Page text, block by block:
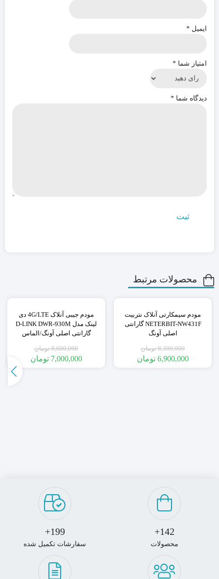
۸۵۰/۹۰۰/۱۸۰۰/۱۹۰۰
ایمیل *
امتیاز شما *
دیدگاه شما *
محصولات مرتبط
مودم سیمکارتی آنلاک نتربیت
NETERBIT-NW431F گارانتی
اصلی آونگ
8,300,000 تومان
6,900,000 تومان
٪19مودم جیبی آنلاک 4G/LTE دی
لینک مدل D-LINK DWR-930M
گارانتی اصلی آونگ/الماس
8,600,000 تومان
7,000,000 تومان
142+
محصولات
199+
سفارشات تکمیل شده